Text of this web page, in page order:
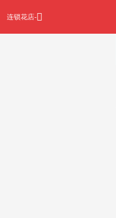
连锁花店-